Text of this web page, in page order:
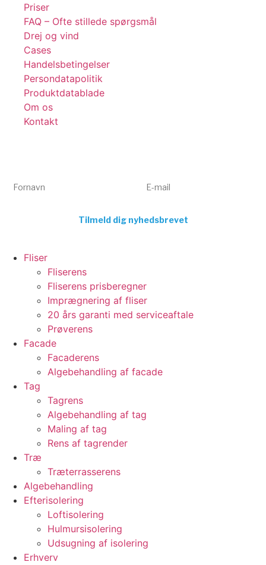
Priser
FAQ – Ofte stillede spørgsmål
Drej og vind
Cases
Handelsbetingelser
Persondatapolitik
Produktdatablade
Om os
Kontakt
Tilmeld dig nyhedsbrevet
Fliser
Fliserens
Fliserens prisberegner
Imprægnering af fliser
20 års garanti med serviceaftale
Prøverens
Facade
Facaderens
Algebehandling af facade
Tag
Tagrens
Algebehandling af tag
Maling af tag
Rens af tagrender
Træ
Træterrasserens
Algebehandling
Efterisolering
Loftisolering
Hulmursisolering
Udsugning af isolering
Erhverv